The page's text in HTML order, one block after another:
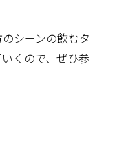
シーンの飲むタ
くので、ぜひ参